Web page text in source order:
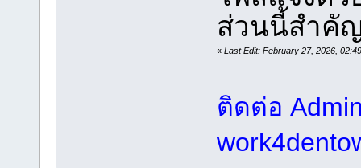
ส่วนนี้สำคั
« Last Edit: February 27, 2026,
ติดต่อ